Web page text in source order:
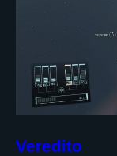
Veredito